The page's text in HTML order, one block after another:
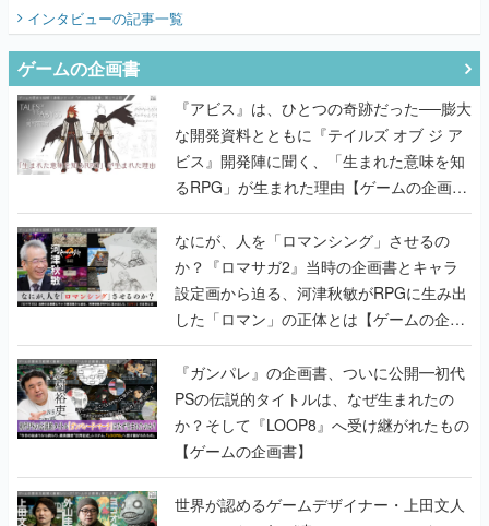
インタビューの記事一覧
ゲームの企画書
『アビス』は、ひとつの奇跡だった──膨大
な開発資料とともに『テイルズ オブ ジ ア
ビス』開発陣に聞く、「生まれた意味を知
るRPG」が生まれた理由【ゲームの企画
書】
なにが、人を「ロマンシング」させるの
か？『ロマサガ2』当時の企画書とキャラ
設定画から迫る、河津秋敏がRPGに生み出
した「ロマン」の正体とは【ゲームの企画
書】
『ガンパレ』の企画書、ついに公開━初代
PSの伝説的タイトルは、なぜ生まれたの
か？そして『LOOP8』へ受け継がれたもの
【ゲームの企画書】
世界が認めるゲームデザイナー・上田文人